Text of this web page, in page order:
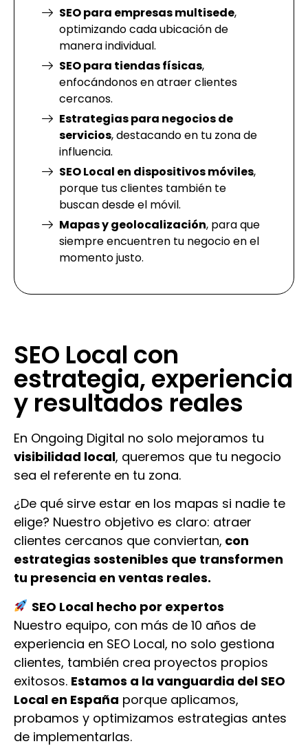
SEO para empresas multisede,
optimizando cada ubicación de
manera individual.
SEO para tiendas físicas,
enfocándonos en atraer clientes
cercanos.
Estrategias para negocios de
servicios, destacando en tu zona de
influencia.
SEO Local en dispositivos móviles,
porque tus clientes también te
buscan desde el móvil.
Mapas y geolocalización, para que
siempre encuentren tu negocio en el
momento justo.
SEO Local con
estrategia, experiencia
y resultados reales
En Ongoing Digital no solo mejoramos tu
visibilidad local, queremos que tu negocio
sea el referente en tu zona.
¿De qué sirve estar en los mapas si nadie te
elige? Nuestro objetivo es claro: atraer
clientes cercanos que conviertan, con
estrategias sostenibles que transformen
tu presencia en ventas reales.
SEO Local hecho por expertos
Nuestro equipo, con más de 10 años de
experiencia en SEO Local, no solo gestiona
clientes, también crea proyectos propios
exitosos. Estamos a la vanguardia del SEO
Local en España porque aplicamos,
probamos y optimizamos estrategias antes
de implementarlas.